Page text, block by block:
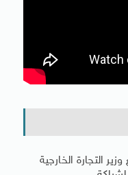
التجارة الخارجية